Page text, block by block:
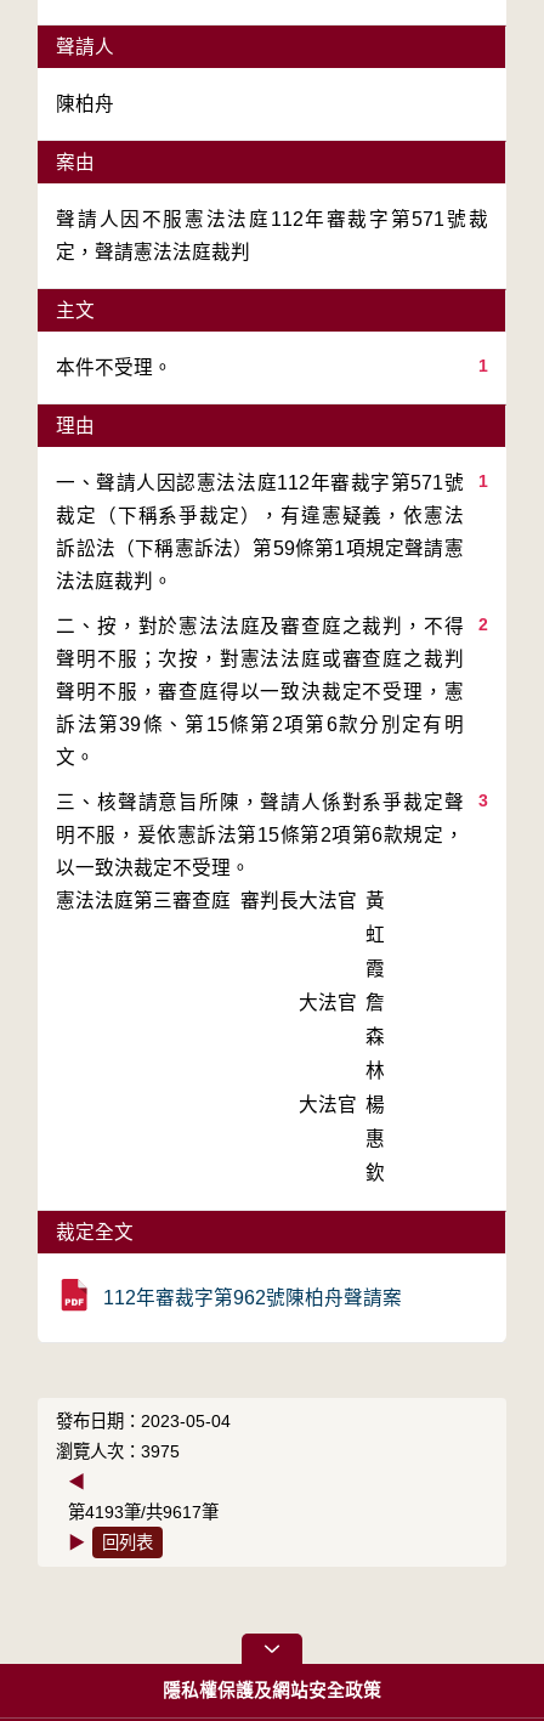
聲請人
陳柏舟
案由
聲請人因不服憲法法庭112年審裁字第571號裁
定，聲請憲法法庭裁判
主文
1
本件不受理。
理由
1
一、聲請人因認憲法法庭112年審裁字第571號
裁定（下稱系爭裁定），有違憲疑義，依憲法
訴訟法（下稱憲訴法）第59條第1項規定聲請憲
2
二、按，對於憲法法庭及審查庭之裁判，不得
聲明不服；次按，對憲法法庭或審查庭之裁判
聲明不服，審查庭得以一致決裁定不受理，憲
訴法第39條、第15條第2項第6款分別定有明
3
三、核聲請意旨所陳，聲請人係對系爭裁定聲
明不服，爰依憲訴法第15條第2項第6款規定，
以一致決裁定不受理。
憲法法庭第三審查庭 審判長大法官 黃
虹
霞
大法官 詹
森
林
大法官 楊
惠
欽
裁定全文
112年審裁字第962號陳柏舟聲請案
發布日期：2023-05-04
瀏覽人次：3975
◀
第4193筆/共9617筆
▶
回列表
隱私權保護及網站安全政策